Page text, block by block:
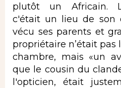
plutôt un Africain.
c'était un lieu de son
vécu ses parents et
propriétaire n’était pas
chambre, mais «un
que le cousin du
l'opticien, était